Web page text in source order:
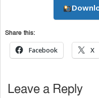
Share this:
Facebook X
Leave a Reply